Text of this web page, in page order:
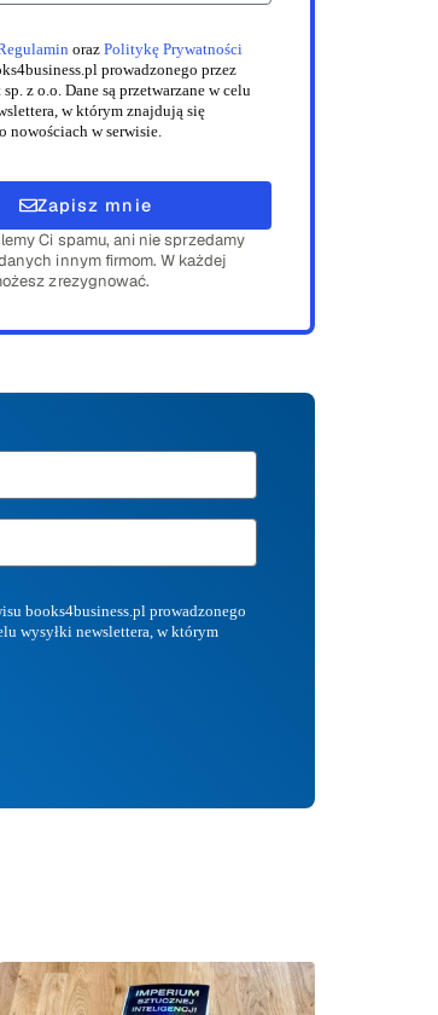
oraz Politykę Prywatności
prowadzonego przez
z o.o. Dane są przetwarzane w celu
w którym znajdują się
nowościach w serwisie.
Zapisz mnie
Ci spamu, ani nie sprzedamy
innym firmom. W każdej
zrezygnować.
books4business.pl prowadzonego
wysyłki newslettera, w którym